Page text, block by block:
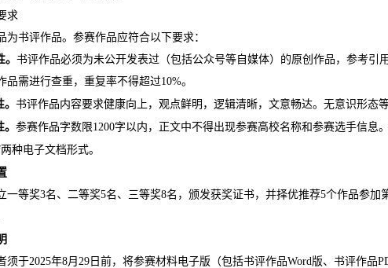
求
为书评作品。参赛作品应符合以下要求：
书评作品必须为未公开发表过（包括公众号等自媒体）的原创作品，参考引
品需进行查重，重复率不得超过10%。
书评作品内容要求健康向上，观点鲜明，逻辑清晰，文意畅达。无意识形态等
参赛作品字数限1200字以内，正文中不得出现参赛高校名称和参赛选手信息
两种电子文档形式。
一等奖3名、二等奖5名、三等奖8名，颁发获奖证书，并择优推荐5个作品参加
须于2025年8月 29日前，将参赛材料电子版（包括书评作品Word版、书评作品